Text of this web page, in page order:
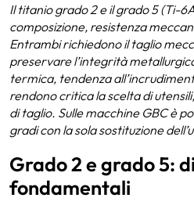
Il titanio grado 2 e il grado 5 (Ti-
composizione, resistenza
Entrambi richiedono il taglio
preservare l’integrità
termica, tendenza
rendono critica la scelta di
di taglio. Sulle macchine GBC è
gradi con la sola sostituzione
Grado 2 e grado 5:
fondamentali